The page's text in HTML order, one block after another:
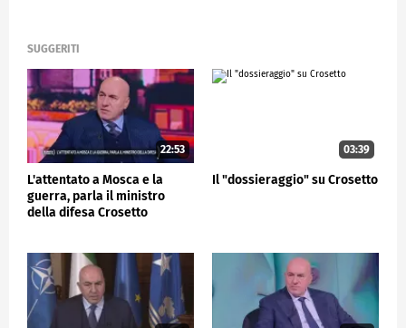
comunicazioni, per lo spazi, per auemtnare la
mobilità militare". Lo ha detto il ministro della
Difesa, Guido Crosetto rispondendo a una domanda
sulle spese della Difesa e sul tetto del 2% durante il
question time alla Camera.
POLITICA
SUGGERITI
22:53
L'attentato a Mosca e la
guerra, parla il ministro
della difesa Crosetto
03:39
Il "dossieraggio" su Crosetto